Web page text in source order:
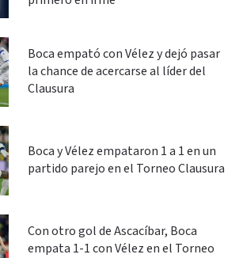
Boca empató con Vélez y dejó pasar
la chance de acercarse al líder del
Clausura
Boca y Vélez empataron 1 a 1 en un
partido parejo en el Torneo Clausura
Con otro gol de Ascacíbar, Boca
empata 1-1 con Vélez en el Torneo